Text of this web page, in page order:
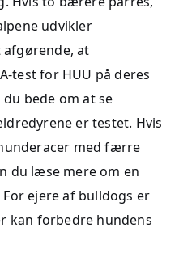
udvikler
at
test for HUU på deres
bede om at se
er testet. Hvis
med færre
du læse mere om en
For ejere af bulldogs er
kan forbedre hundens